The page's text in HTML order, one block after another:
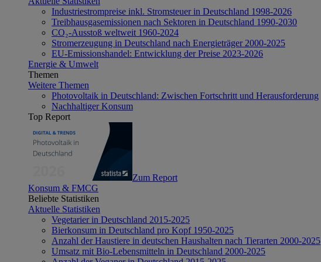
Industriestrompreise inkl. Stromsteuer in Deutschland 1998-2026
Treibhausgasemissionen nach Sektoren in Deutschland 1990-2030
CO₂-Ausstoß weltweit 1960-2024
Stromerzeugung in Deutschland nach Energieträger 2000-2025
EU-Emissionshandel: Entwicklung der Preise 2023-2026
Energie & Umwelt
Themen
Weitere Themen
Photovoltaik in Deutschland: Zwischen Fortschritt und Herausforderung
Nachhaltiger Konsum
Top Report
Zum Report
Konsum & FMCG
Beliebte Statistiken
Aktuelle Statistiken
Vegetarier in Deutschland 2015-2025
Bierkonsum in Deutschland pro Kopf 1950-2025
Anzahl der Haustiere in deutschen Haushalten nach Tierarten 2000-2025
Umsatz mit Bio-Lebensmitteln in Deutschland 2000-2025